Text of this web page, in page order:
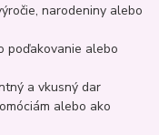
narodeniny alebo
poďakovanie alebo
a vkusný dar
alebo ako